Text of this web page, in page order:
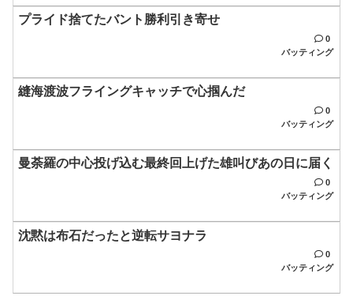
プライド捨てたバント勝利引き寄せ
0
バッティング
縫海渡波フライングキャッチで心掴んだ
0
バッティング
曼荼羅の中心投げ込む最終回上げた雄叫びあの日に届く
0
バッティング
沈黙は布石だったと逆転サヨナラ
0
バッティング